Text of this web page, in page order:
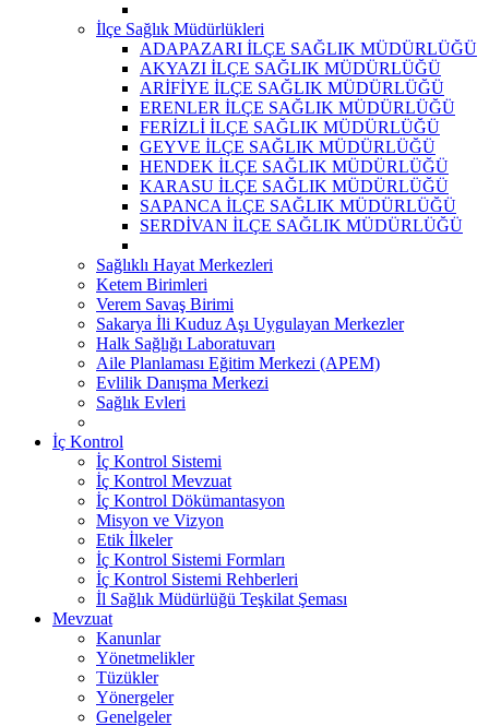
İlçe Sağlık Müdürlükleri
ADAPAZARI İLÇE SAĞLIK MÜDÜRLÜĞÜ
AKYAZI İLÇE SAĞLIK MÜDÜRLÜĞÜ
ARİFİYE İLÇE SAĞLIK MÜDÜRLÜĞÜ
ERENLER İLÇE SAĞLIK MÜDÜRLÜĞÜ
FERİZLİ İLÇE SAĞLIK MÜDÜRLÜĞÜ
GEYVE İLÇE SAĞLIK MÜDÜRLÜĞÜ
HENDEK İLÇE SAĞLIK MÜDÜRLÜĞÜ
KARASU İLÇE SAĞLIK MÜDÜRLÜĞÜ
SAPANCA İLÇE SAĞLIK MÜDÜRLÜĞÜ
SERDİVAN İLÇE SAĞLIK MÜDÜRLÜĞÜ
Sağlıklı Hayat Merkezleri
Ketem Birimleri
Verem Savaş Birimi
Sakarya İli Kuduz Aşı Uygulayan Merkezler
Halk Sağlığı Laboratuvarı
Aile Planlaması Eğitim Merkezi (APEM)
Evlilik Danışma Merkezi
Sağlık Evleri
İç Kontrol
İç Kontrol Sistemi
İç Kontrol Mevzuat
İç Kontrol Dökümantasyon
Misyon ve Vizyon
Etik İlkeler
İç Kontrol Sistemi Formları
İç Kontrol Sistemi Rehberleri
İl Sağlık Müdürlüğü Teşkilat Şeması
Mevzuat
Kanunlar
Yönetmelikler
Tüzükler
Yönergeler
Genelgeler